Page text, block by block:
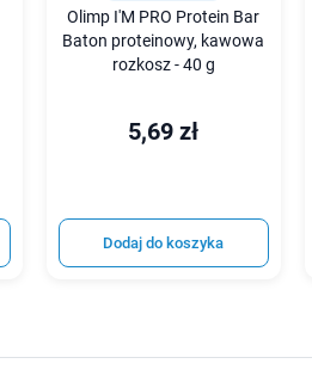
Olimp I'M PRO Protein Bar
Baton proteinowy, kawowa
rozkosz - 40 g
5,69 zł
Dodaj do koszyka